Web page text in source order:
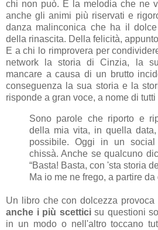
chi non può. E la melodia che ne
anche gli animi più riservati e
danza malinconica che ha il
della rinascita. Della felicità,
E a chi lo rimprovera per
network la storia di Cinzia, la
mancare a causa di un brutto
conseguenza la sua storia e la
risponde a gran voce, a nome di tutti
Sono parole che riporto e
della mia vita, in quella
possibile. Oggi in un social
chissà. Anche se qualcuno
“Basta! Basta, con 'sta storia
Ma io me ne frego, a partire
Un libro che con dolcezza provoca
anche i più scetticisu questioni
in un modo o nell'altro toccano